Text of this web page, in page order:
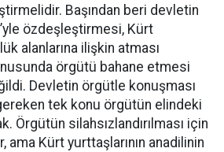
Başından beri devletin
özdeşleştirmesi, Kürt
alanlarına ilişkin atması
örgütü bahane etmesi
Devletin örgütle konuşması
tek konu örgütün elindeki
Örgütün silahsızlandırılması için
ama Kürt yurttaşlarının anadilinin